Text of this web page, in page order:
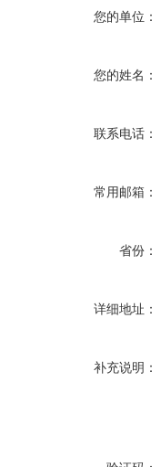
您的单位：
您的姓名：
联系电话：
常用邮箱：
省份：
详细地址：
补充说明：